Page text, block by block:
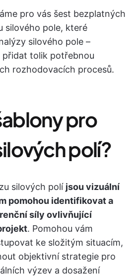
pro vás šest bezplatných
silového pole, které
silového pole –
tolik potřebnou
rozhodovacích procesů.
pro
polí?
silových polí jsou vizuální
pomohou identifikovat a
síly ovlivňující
. Pomohou vám
ke složitým situacím,
objektivní strategie pro
výzev a dosažení